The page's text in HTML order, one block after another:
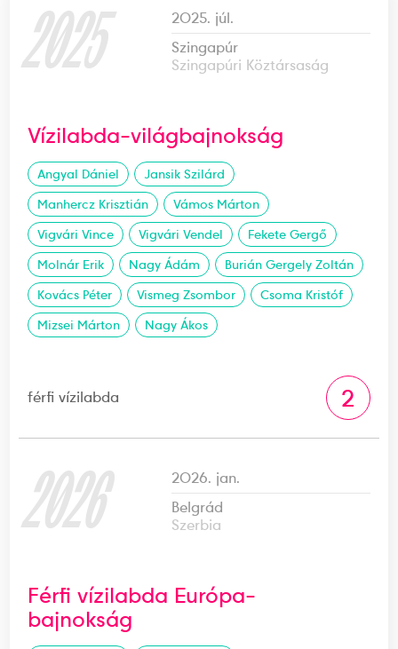
2025
2025. júl.
Szingapúr
Szingapúri Köztársaság
Vízilabda-világbajnokság
Angyal Dániel
Jansik Szilárd
Manhercz Krisztián
Vámos Márton
Vigvári Vince
Vigvári Vendel
Fekete Gergő
Molnár Erik
Nagy Ádám
Burián Gergely Zoltán
Kovács Péter
Vismeg Zsombor
Csoma Kristóf
Mizsei Márton
Nagy Ákos
férfi vízilabda 2
2026
2026. jan.
Belgrád
Szerbia
Férfi vízilabda Európa-
bajnokság